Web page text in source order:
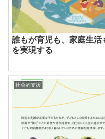
誰もが育児も、家庭生
を実現する
社会的支援